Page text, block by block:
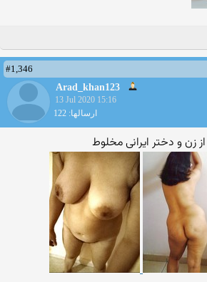
#1,346
Arad_khan123
13 Jul 2020 15:16
ارسالها: 122
و دختر ایرانی مخلوط